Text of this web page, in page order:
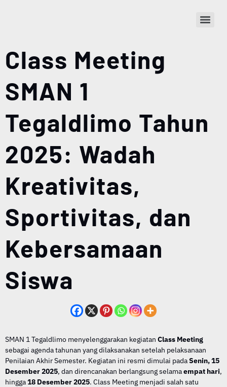
Class Meeting
SMAN 1
Tegaldlimo Tahun
2025: Wadah
Kreativitas,
Sportivitas, dan
Kebersamaan
Siswa
SMAN 1 Tegaldlimo menyelenggarakan kegiatan Class Meeting
sebagai agenda tahunan yang dilaksanakan setelah pelaksanaan
Penilaian Akhir Semester. Kegiatan ini resmi dimulai padaSenin, 15
Desember 2025, dan direncanakan berlangsung selamaempat hari,
hingga18 Desember 2025. Class Meeting menjadi salah satu